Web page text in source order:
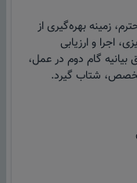
زمینه بهره‌گیری از
اجرا و ارزیابی
گام دوم در عمل،
شتاب گیرد.